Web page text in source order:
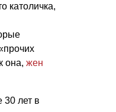
католичка,
она, жен
лет в